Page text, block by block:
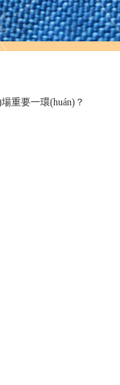
重要一環(huán)？